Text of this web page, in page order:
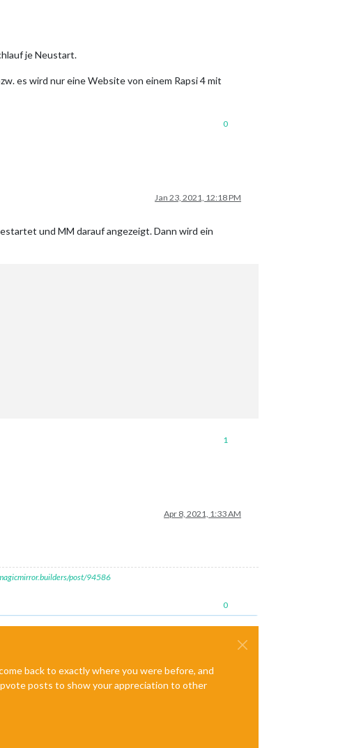
je Neustart.
es wird nur eine Website von einem Rapsi 4 mit
0
Jan 23, 2021, 12:18 PM
und MM darauf angezeigt. Dann wird ein
1
Apr 8, 2021, 1:33 AM
post/94586
0
back to exactly where you were before, and
posts to show your appreciation to other